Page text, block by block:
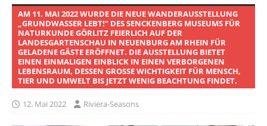
AM 11. MAI 2022 WURDE DIE NEUE WANDERAUSSTELLUNG
„GRUNDWASSER LEBT!“ DES SENCKENBERG MUSEUMS FÜR
NATURKUNDE GÖRLITZ FEIERLICH AUF DER
LANDESGARTENSCHAU IN NEUENBURG AM RHEIN FÜR
GELADENE GÄSTE ERÖFFNET. DIE AUSSTELLUNG BIETET
EINEN EINMALIGEN EINBLICK IN EINEN VERBORGENEN
LEBENSRAUM, DESSEN GROSSE WICHTIGKEIT FÜR MENSCH, T
IER UND UMWELT BIS JETZT WENIG BEACHTUNG FINDET.
12. Mai 2022 Riviera-Seasons